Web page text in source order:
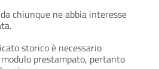
chiunque ne abbia interesse
storico è necessario
prestampato, pertanto